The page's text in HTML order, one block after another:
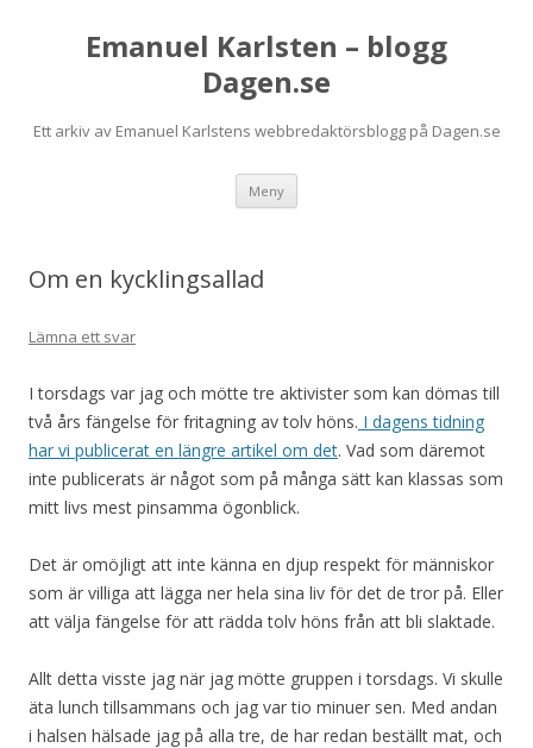
Emanuel Karlsten – blogg
Dagen.se
Ett arkiv av Emanuel Karlstens webbredaktörsblogg på Dagen.se
Meny
Om en kycklingsallad
Lämna ett svar
I torsdags var jag och mötte tre aktivister som kan dömas till
två års fängelse för fritagning av tolv höns. I dagens tidning
har vi publicerat en längre artikel om det. Vad som däremot
inte publicerats är något som på många sätt kan klassas som
mitt livs mest pinsamma ögonblick.
Det är omöjligt att inte känna en djup respekt för människor
som är villiga att lägga ner hela sina liv för det de tror på. Eller
att välja fängelse för att rädda tolv höns från att bli slaktade.
Allt detta visste jag när jag mötte gruppen i torsdags. Vi skulle
äta lunch tillsammans och jag var tio minuer sen. Med andan
i halsen hälsade jag på alla tre, de har redan beställt mat, och